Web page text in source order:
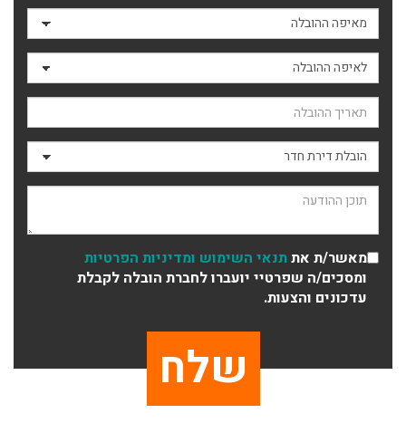
מאיפה ההובלה
לאיפה ההובלה
תאריך ההובלה
סוג ההובלה
תוכן ההודעה
מאשר/ת אתתנאי השימוש ומדיניות הפרטיות
ומסכים/ה שפרטיי יועברו לחברת הובלה לקבלת
עדכונים והצעות.